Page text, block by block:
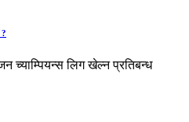
?
च्याम्पियन्स लिग खेल्न प्रतिबन्ध